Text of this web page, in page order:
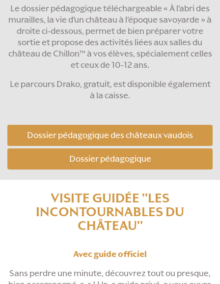
Le dossier pédagogique téléchargeable « À l’abri des
murailles, la vie d’un château à l’époque savoyarde » à
droite ci-dessous, permet de bien préparer votre
sortie et propose des activités liées aux salles du
château de Chillon™ à vos élèves, spécialement celles
et ceux de 10-12 ans.
Le parcours Drako, gratuit, est disponible également
à la caisse.
Dossier pédagogique des châteaux vaudois
Dossier pédagogique
VISITE GUIDÉE "LES
INCONTOURNABLES DU
CHÂTEAU"
Avecguide officiel
Sans perdre une minute, découvrez tout ou presque,